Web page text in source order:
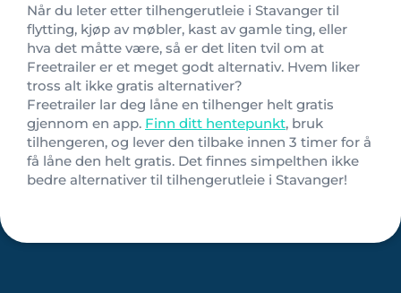
Når du leter etter tilhengerutleie i Stavanger til
flytting, kjøp av møbler, kast av gamle ting, eller
hva det måtte være, så er det liten tvil om at
Freetrailer er et meget godt alternativ. Hvem liker
tross alt ikke gratis alternativer?
Freetrailer lar deg låne en tilhenger helt gratis
gjennom en app. Finn ditt hentepunkt, bruk
tilhengeren, og lever den tilbake innen 3 timer for å
få låne den helt gratis. Det finnes simpelthen ikke
bedre alternativer til tilhengerutleie i Stavanger!